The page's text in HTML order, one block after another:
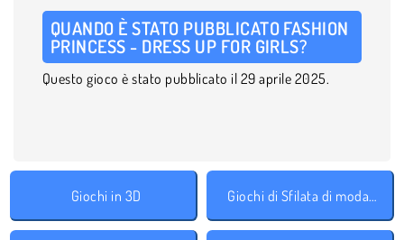
QUANDO È STATO PUBBLICATO FASHION
PRINCESS - DRESS UP FOR GIRLS?
Questo gioco è stato pubblicato il 29 aprile 2025.
Giochi in 3D Giochi di Sfilata di moda accessori